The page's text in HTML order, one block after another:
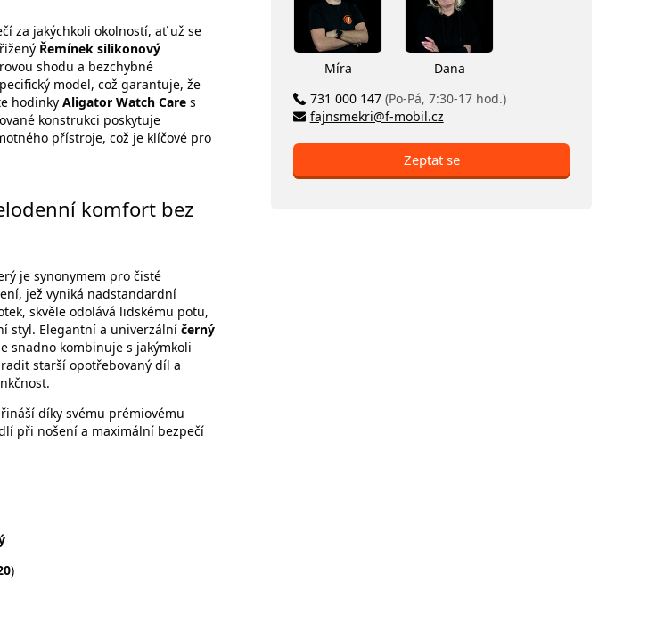
za jakýchkoli okolností, ať už se
Řemínek silikonový
shodu a bezchybné
model, což garantuje, že
hodinky Aligator Watch Care s
konstrukci poskytuje
přístroje, což je klíčové pro
komfort bez
je synonymem pro čisté
jež vyniká nadstandardní
skvěle odolává lidskému potu,
styl. Elegantní a univerzální černý
snadno kombinuje s jakýmkoli
starší opotřebovaný díl a
díky svému prémiovému
při nošení a maximální bezpečí
)
Míra
Dana
731 000 147 (Po-Pá, 7:30-17 hod.)
fajnsmekri@f-mobil.cz
Zeptat se